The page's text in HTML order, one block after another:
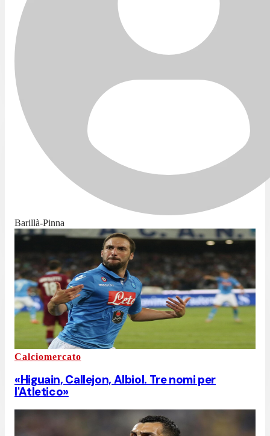
Barillà-Pinna
Calciomercato
«Higuain, Callejon, Albiol. Tre nomi per
l'Atletico»